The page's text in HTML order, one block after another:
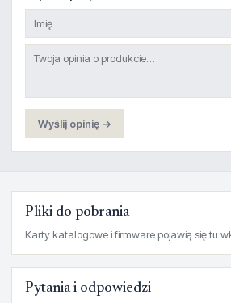
Wyślij opinię →
Pliki do pobrania
Karty katalogowe i firmware pojawią się tu
Pytania i odpowiedzi